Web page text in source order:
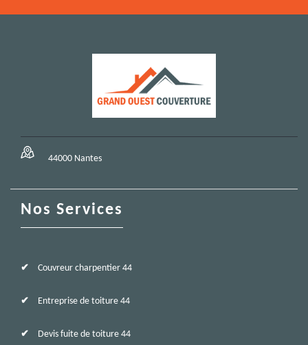
44000 Nantes
Nos Services
Couvreur charpentier 44
Entreprise de toiture 44
Devis fuite de toiture 44